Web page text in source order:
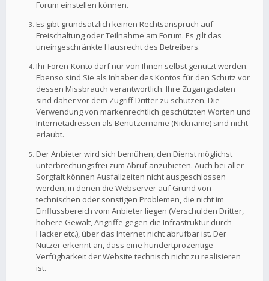
Forum einstellen können.
Es gibt grundsätzlich keinen Rechtsanspruch auf
Freischaltung oder Teilnahme am Forum. Es gilt das
uneingeschränkte Hausrecht des Betreibers.
Ihr Foren-Konto darf nur von Ihnen selbst genutzt werden.
Ebenso sind Sie als Inhaber des Kontos für den Schutz vor
dessen Missbrauch verantwortlich. Ihre Zugangsdaten
sind daher vor dem Zugriff Dritter zu schützen. Die
Verwendung von markenrechtlich geschützten Worten und
Internetadressen als Benutzername (Nickname) sind nicht
erlaubt.
Der Anbieter wird sich bemühen, den Dienst möglichst
unterbrechungsfrei zum Abruf anzubieten. Auch bei aller
Sorgfalt können Ausfallzeiten nicht ausgeschlossen
werden, in denen die Webserver auf Grund von
technischen oder sonstigen Problemen, die nicht im
Einflussbereich vom Anbieter liegen (Verschulden Dritter,
höhere Gewalt, Angriffe gegen die Infrastruktur durch
Hacker etc.), über das Internet nicht abrufbar ist. Der
Nutzer erkennt an, dass eine hundertprozentige
Verfügbarkeit der Website technisch nicht zu realisieren
ist.